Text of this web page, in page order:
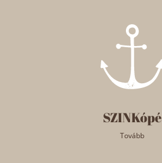
SZINKópé
Tovább